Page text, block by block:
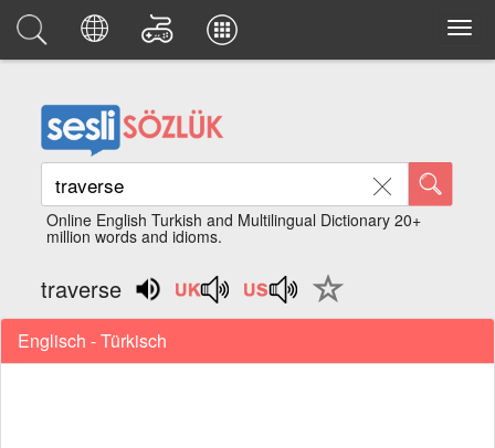
Online English Turkish and Multilingual Dictionary 20+
million words and idioms.
traverse
Englisch - Türkisch